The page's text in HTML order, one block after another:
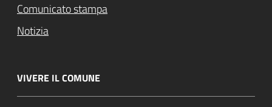
Comunicato stampa
Notizia
VIVERE IL COMUNE